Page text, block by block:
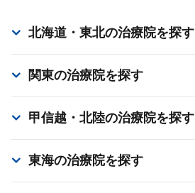
北海道・東北の治療院を探す
関東の治療院を探す
甲信越・北陸の治療院を探す
東海の治療院を探す